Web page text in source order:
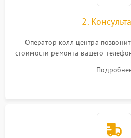
2.
Оператор колл центра
стоимости ремонта вашего